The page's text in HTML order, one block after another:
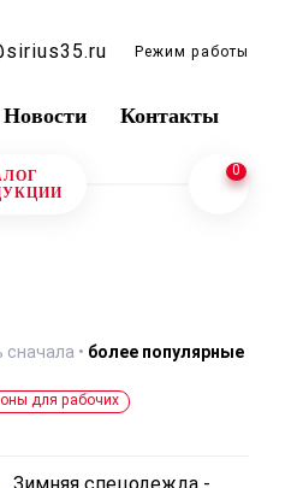
Режим работы
Новости Контакты
0
сначала • более популярные
для рабочих